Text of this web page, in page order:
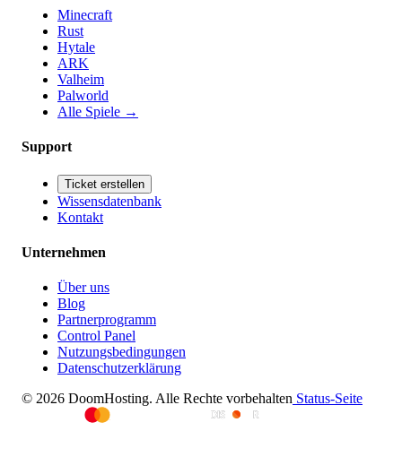
Minecraft
Rust
Hytale
ARK
Valheim
Palworld
Alle Spiele →
Support
Ticket erstellen
Wissensdatenbank
Kontakt
Unternehmen
Über uns
Blog
Partnerprogramm
Control Panel
Nutzungsbedingungen
Datenschutzerklärung
© 2026 DoomHosting. Alle Rechte vorbehalten Status-Seite